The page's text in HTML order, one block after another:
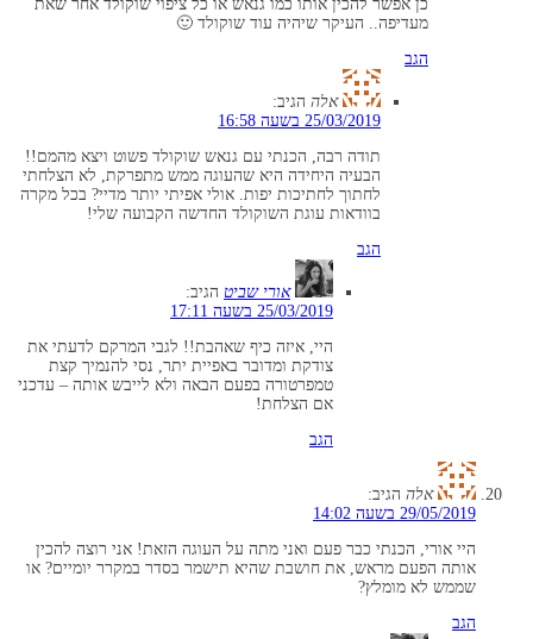
כן אפשר להכין אותו כמו גנאש או כל ציפוי שוקולד אחר שאת
מעדיפה.. העיקר שיהיה עוד שוקולד 🙂
הגב
אלה הגיב:
25/03/2019 בשעה 16:58
תודה רבה, הכנתי עם גנאש שוקולד פשוט ויצא מהמם!!
הבעיה היחידה היא שהעוגה ממש מתפרקת, לא הצלחתי
לחתוך לחתיכות יפות. אולי אפיתי יותר מדיי? בכל מקרה
בוודאות עוגת השוקולד החדשה הקבועה שלי!
הגב
אורי שביט הגיב:
25/03/2019 בשעה 17:11
היי, איזה כיף שאהבת!! לגבי המרקם לדעתי את
צודקת ומדובר באפיית יתר, נסי להנמיך קצת
טמפרטורה בפעם הבאה ולא לייבש אותה – עדכני
אם הצלחת!
הגב
אלה הגיב:
29/05/2019 בשעה 14:02
היי אורי, הכנתי כבר פעם ואני מתה על העוגה הזאת! אני רוצה להכין
אותה הפעם מראש, את חושבת שהיא תישמר בסדר במקרר יומיים? או
שממש לא מומלץ?
הגב